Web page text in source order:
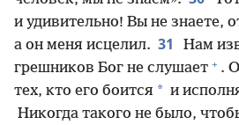
и удивительно! Вы не знаете,
а он меня исцелил. 31
Нам
грешников Бог не слушает + .
тех, кто его боится * и
Никогда такого не было,